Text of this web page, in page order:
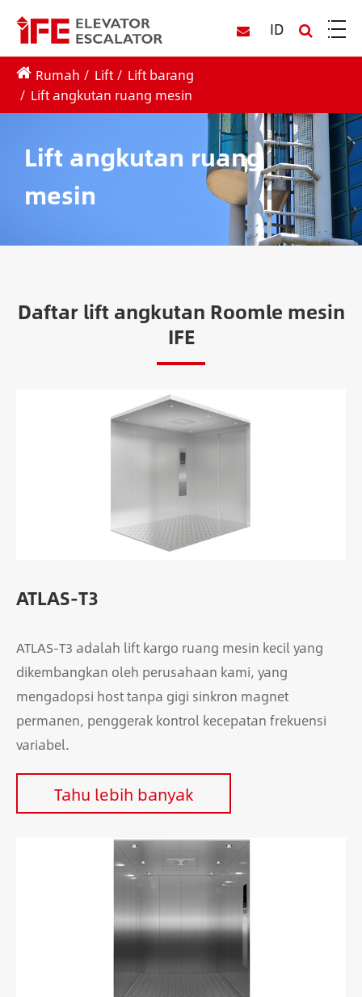
ID
Rumah Lift
Lift barang
Lift angkutan ruang mesin
Lift angkutan ruang
mesin
Daftar lift angkutan Roomle mesin
IFE
ATLAS-T3
ATLAS-T3 adalah lift kargo ruang mesin kecil yang
dikembangkan oleh perusahaan kami, yang
mengadopsi host tanpa gigi sinkron magnet
permanen, penggerak kontrol kecepatan frekuensi
variabel.
Tahu lebih banyak